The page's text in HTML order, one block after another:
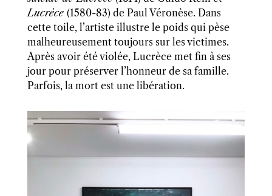
Lucrèce (1580-83) de Paul Véronèse. Dans
cette toile, l’artiste illustre le poids qui pèse
malheureusement toujours sur les victimes.
Après avoir été violée, Lucrèce met fin à ses
jour pour préserver l’honneur de sa famille.
Parfois, la mort est une libération.